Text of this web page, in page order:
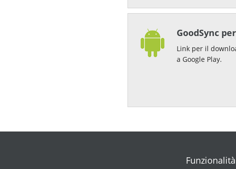
GoodSync
Link per il
a Google Play.
Funzionalità